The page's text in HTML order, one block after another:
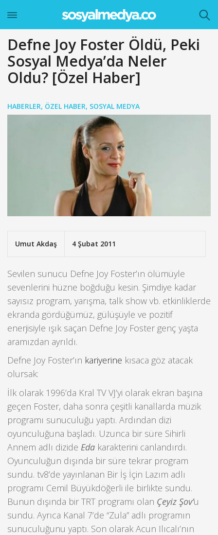
Defne Joy Foster Öldü, Peki
Sosyal Medya’da Neler
Oldu? [Özel Haber]
HABERLER, ÖZEL HABER, SOSYAL MEDYA
Umut Akdaş 4 Şubat 2011
Sevilen sunucu Defne Joy Foster’ın ölümüyle
sevenlerini hüzne boğduğu kesin. Şimdiye kadar
sayısız program, yarışma, talk show vb. etkinliklerde
ekranda gördüğümüz, gülüşüyle ve pozitif
enerjisiyle ışık saçan Defne Joy Foster genç yaşta
aramızdan ayrıldı.
Defne Joy Foster’ın kariyerine kısaca göz atacak
olursak:
İlk olarak 1996’da Kral TV VJ’yi olarak ekran başına
geçen Foster, daha sonra çeşitli kanallarda müzik
programı sunuculuğu yaptı. Ardından dizi
oyunculuğuna başladı. Uzunca bir süre Sihirli
Annem adlı dizide Eda karakterini canlandırdı.
Oyunculuğun dışında bir süre tekrar program
sundu. tv8’de yayınlanan Bir İş İçin Lazım adlı
programı Cemil Büyükdöğerli ile birlikte sundu.
Bunun dışında bir TRT programı olan Çeyiz Şov’u
sundu. Ayrıca Kanal 7’de “Zula” adlı programın
sunuculuğunu yaptı. Son olarak Acun Ilıcalı’nın